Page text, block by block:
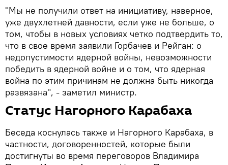
"Мы не получили ответ на инициативу, наверное,
уже двухлетней давности, если уже не больше, о
том, чтобы в новых условиях четко подтвердить то,
что в свое время заявили Горбачев и Рейган: о
недопустимости ядерной войны, невозможности
победить в ядерной войне и о том, что ядерная
война по этим причинам не должна быть никогда
развязана", - заметил министр.
Статус Нагорного Карабаха
Беседа коснулась также и Нагорного Карабаха, в
частности, договоренностей, которые были
достигнуты во время переговоров Владимира